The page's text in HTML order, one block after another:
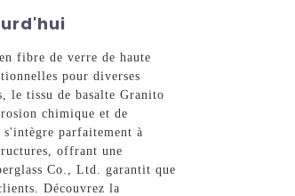
fibre de verre de haute
pour diverses
le tissu de basalte Granito
chimique et de
parfaitement à
offrant une
Co., Ltd. garantit que
Découvrez la